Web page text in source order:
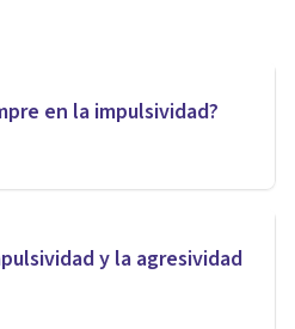
en la impulsividad?
y la agresividad
tus
7